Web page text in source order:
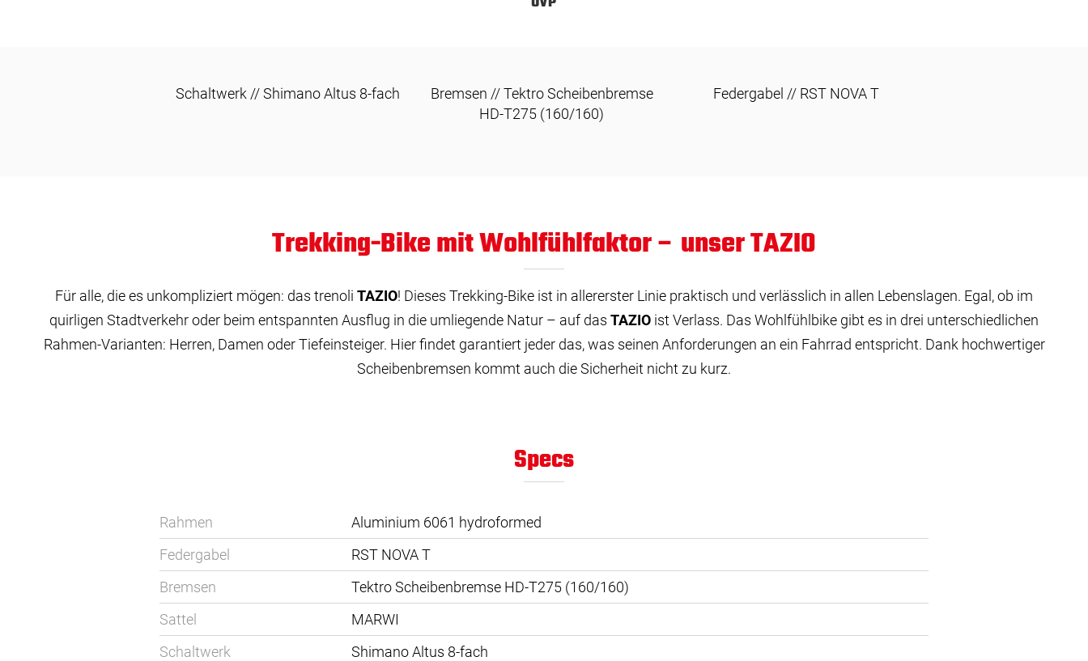
Schaltwerk // Shimano Altus 8-fach
Bremsen // Tektro Scheibenbremse
HD-T275 (160/160)
Federgabel // RST NOVA T
Trekking-Bike mit Wohlfühlfaktor – unser TAZIO
Für alle, die es unkompliziert mögen: das trenoli TAZIO! Dieses Trekking-Bike ist in allererster Linie praktisch und verlässlich in allen Lebenslagen. Egal, ob im
quirligen Stadtverkehr oder beim entspannten Ausflug in die umliegende Natur – auf das TAZIO ist Verlass. Das Wohlfühlbike gibt es in drei unterschiedlichen
Rahmen-Varianten: Herren, Damen oder Tiefeinsteiger. Hier findet garantiert jeder das, was seinen Anforderungen an ein Fahrrad entspricht. Dank hochwertiger
Scheibenbremsen kommt auch die Sicherheit nicht zu kurz.
Specs
Rahmen
Aluminium 6061 hydroformed
Federgabel
RST NOVA T
Bremsen
Tektro Scheibenbremse HD-T275 (160/160)
Sattel
MARWI
Schaltwerk
Shimano Altus 8-fach